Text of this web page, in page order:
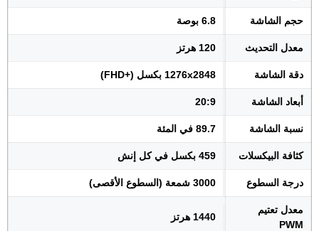
حجم الشاشة 6.8 بوصة
معدل التحديث 120 هرتز
دقة الشاشة 1276x2848 بكسل (+FHD)
أبعاد الشاشة 20:9
نسبة الشاشة 89.7 في المئة
كثافة البيكسلات 459 بكسل في كل إنش
درجة السطوع 3000 شمعة (السطوع الأقصى)
معدل تعتيم
PWM
1440 هرتز